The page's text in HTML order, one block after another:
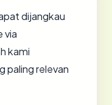
dijangkau
via
kami
paling relevan